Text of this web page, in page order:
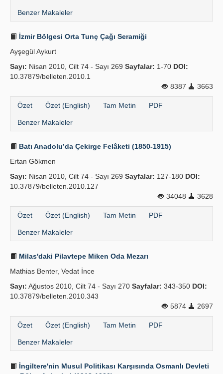
Benzer Makaleler
İzmir Bölgesi Orta Tunç Çağı Seramiği
Ayşegül Aykurt
Sayı: Nisan 2010, Cilt 74 - Sayı 269 Sayfalar: 1-70 DOI:
10.37879/belleten.2010.1
8387
3663
Özet Özet (English) Tam Metin PDF
Benzer Makaleler
Batı Anadolu’da Çekirge Felâketi (1850-1915)
Ertan Gökmen
Sayı: Nisan 2010, Cilt 74 - Sayı 269 Sayfalar: 127-180 DOI:
10.37879/belleten.2010.127
34048
3628
Özet Özet (English) Tam Metin PDF
Benzer Makaleler
Milas'daki Pilavtepe Miken Oda Mezarı
Mathias Benter, Vedat İnce
Sayı: Ağustos 2010, Cilt 74 - Sayı 270 Sayfalar: 343-350 DOI:
10.37879/belleten.2010.343
5874
2697
Özet Özet (English) Tam Metin PDF
Benzer Makaleler
İngiltere'nin Musul Politikası Karşısında Osmanlı Devleti